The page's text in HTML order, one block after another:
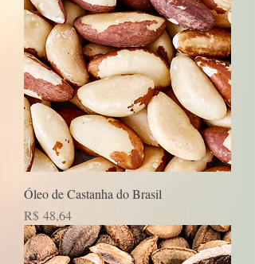
Óleo de Castanha do Brasil
Preço
R$ 48,64